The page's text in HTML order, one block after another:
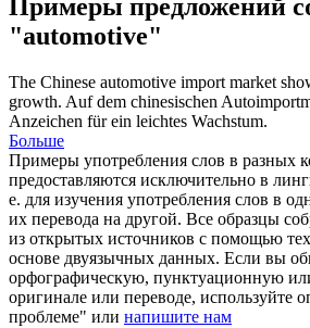
Примеры предложений
"automotive"
The Chinese automotive import market
growth. Auf dem chinesischen
Anzeichen für ein leichtes Wachstum.
Больше
Примеры употребления слов в разных
предоставляются исключительно в
е. для изучения употребления слов в
их перевода на другой. Все образцы
из открытых источников с помощью
основе двуязычных данных. Если вы
орфографическую, пунктуационную
оригинале или переводе,
проблеме" или напишите нам